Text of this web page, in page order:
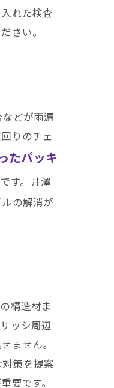
れた検査
さい。
どが雨漏
りのチェ
たパッキ
す。井澤
の解消が
構造材ま
ッシ周辺
ません。
策を提案
要です。